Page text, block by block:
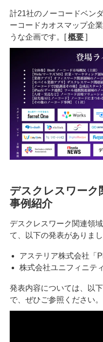
計21社のノーコードベン
ーコードカオスマップ企
うな企画です。[概要 ]
デスクレスワーク
事例紹介
デスクレスワーク関連領
て、以下の発表がありまし
アステリア株式会社「
株式会社ユニフィニテ
発表内容については、以
で、ぜひご参照ください。